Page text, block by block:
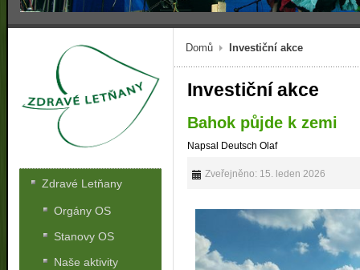
Domů Investiční akce
Investiční akce
Bahok půjde k zemi
Napsal Deutsch Olaf
Zveřejněno: 15. leden 2026
Zdravé Letňany
Orgány OS
Stanovy OS
Naše aktivity